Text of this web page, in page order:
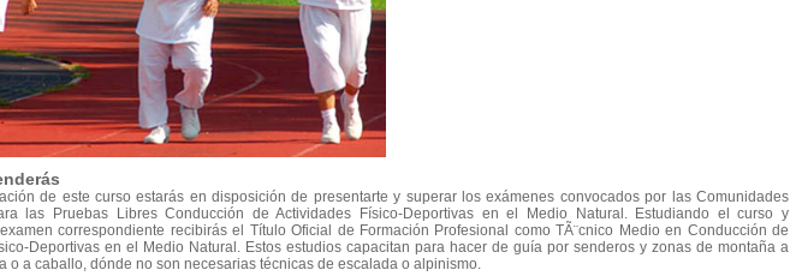
de este curso estarás en disposición de presentarte y superar los exámenes convocados por las Comunidades
las Pruebas Libres Conducción de Actividades Físico-Deportivas en el Medio Natural. Estudiando el curso y
correspondiente recibirás el Título Oficial de Formación Profesional como TÃ¨cnico Medio en Conducción de
Deportivas en el Medio Natural. Estos estudios capacitan para hacer de guía por senderos y zonas de montaña a
o a caballo, dónde no son necesarias técnicas de escalada o alpinismo.